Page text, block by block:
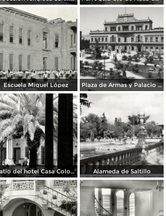
Escuela Miguel López Plaza de Armas y Palacio de Gobierno
Patio del hotel Casa Colonial Alameda de Saltillo